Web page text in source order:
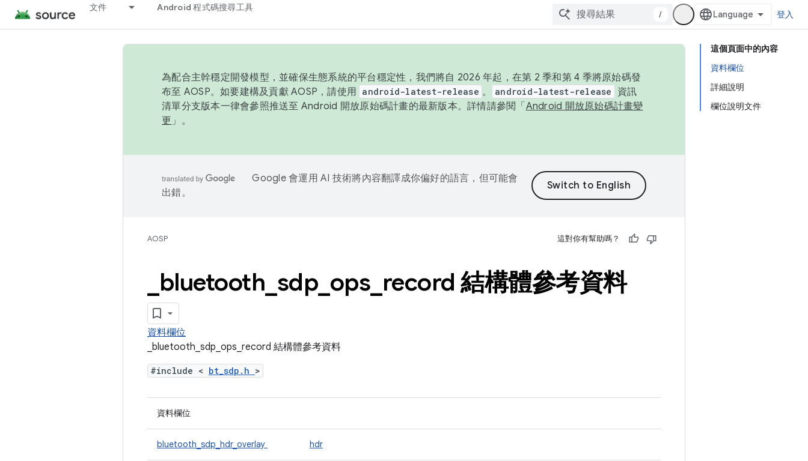
文件 Android 程式碼搜尋工具
/ 登入
這個頁面中的內容
資料欄位
詳細說明
欄位說明文件
為配合主幹穩定開發模型，並確保生態系統的平台穩定性，我們將自 2026 年起，在第 2 季和第 4 季將原始碼發
布至 AOSP。如要建構及貢獻 AOSP，請使用 android-latest-release 。 android-latest-release
資訊
清單分支版本一律會參照推送至 Android 開放原始碼計畫的最新版本。詳情請參閱「 Android 開放原始碼計畫變
更 」。
Google 會運用 AI 技術將內容翻譯成你偏好的語言，但可能會
出錯。
AOSP 這對你有幫助嗎？
bluetooth sdp ops record 結構體參考資料
資料欄位
_bluetooth_sdp_ops_record 結構體參考資料
#include < bt_sdp.h >
資料欄位
bluetooth_sdp_hdr_overlay hdr